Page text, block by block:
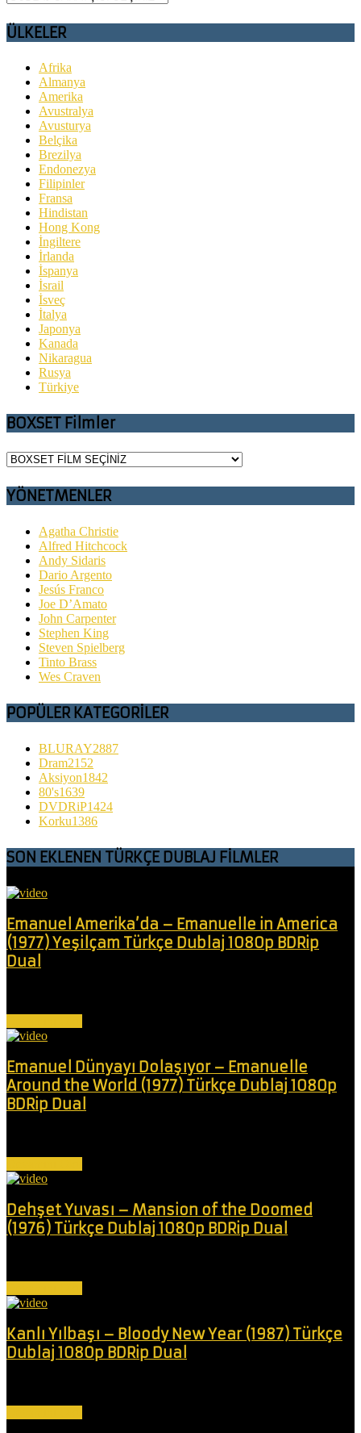
ÜLKELER
Afrika
Almanya
Amerika
Avustralya
Avusturya
Belçika
Brezilya
Endonezya
Filipinler
Fransa
Hindistan
Hong Kong
İngiltere
İrlanda
İspanya
İsrail
İsveç
İtalya
Japonya
Kanada
Nikaragua
Rusya
Türkiye
BOXSET Filmler
YÖNETMENLER
Agatha Christie
Alfred Hitchcock
Andy Sidaris
Dario Argento
Jesús Franco
Joe D’Amato
John Carpenter
Stephen King
Steven Spielberg
Tinto Brass
Wes Craven
POPÜLER KATEGORİLER
BLURAY2887
Dram2152
Aksiyon1842
80's1639
DVDRiP1424
Korku1386
SON EKLENEN TÜRKÇE DUBLAJ FİLMLER
Emanuel Amerika’da – Emanuelle in America
(1977) Yeşilçam Türkçe Dublaj 1080p BDRip
Dual
Emanuel Dünyayı Dolaşıyor – Emanuelle
Around the World (1977) Türkçe Dublaj 1080p
BDRip Dual
Dehşet Yuvası – Mansion of the Doomed
(1976) Türkçe Dublaj 1080p BDRip Dual
Kanlı Yılbaşı – Bloody New Year (1987) Türkçe
Dublaj 1080p BDRip Dual